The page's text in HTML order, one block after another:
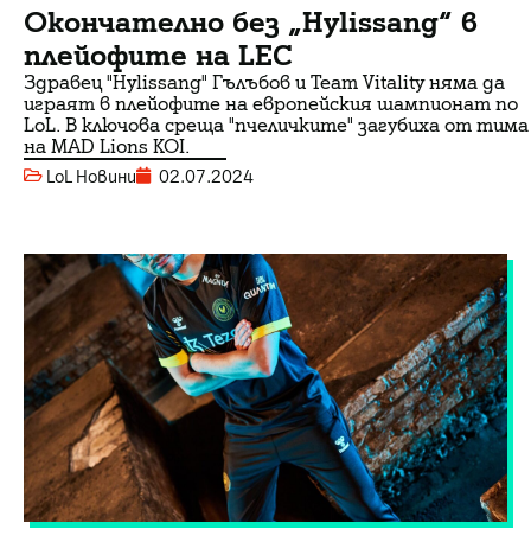
Окончателно без „Hylissang“ в
плейофите на LEC
Здравец "Hylissang" Гълъбов и Team Vitality няма да
играят в плейофите на европейския шампионат по
LoL. В ключова среща "пчеличките" загубиха от тима
на MAD Lions KOI.
LoL Новини 02.07.2024